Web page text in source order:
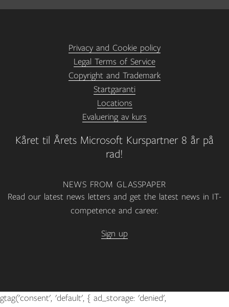
Kåret til Årets Microsoft Kurspartner 8 år på
rad!
Privacy and Cookie policy
Legal Terms of Service
Copyright and Trademark
Startgaranti
Locations
Evaluering av kurs
NEWS FROM GLASSPAPER
Read our latest news letters and get the latest news in IT-
competence and career.
Sign up
gtag('consent', 'default', { ad_storage: 'denied',